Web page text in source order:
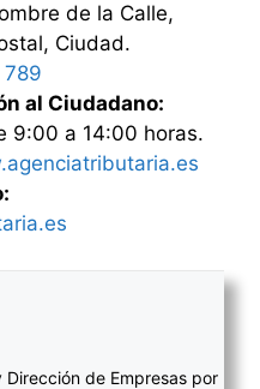
de la Calle,
Ciudad.
789
al Ciudadano:
9:00 a 14:00 horas.
de Empresas por